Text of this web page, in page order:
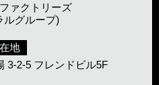
ァクトリーズ
ルグループ)
地
3-2-5 フレンドビル5F